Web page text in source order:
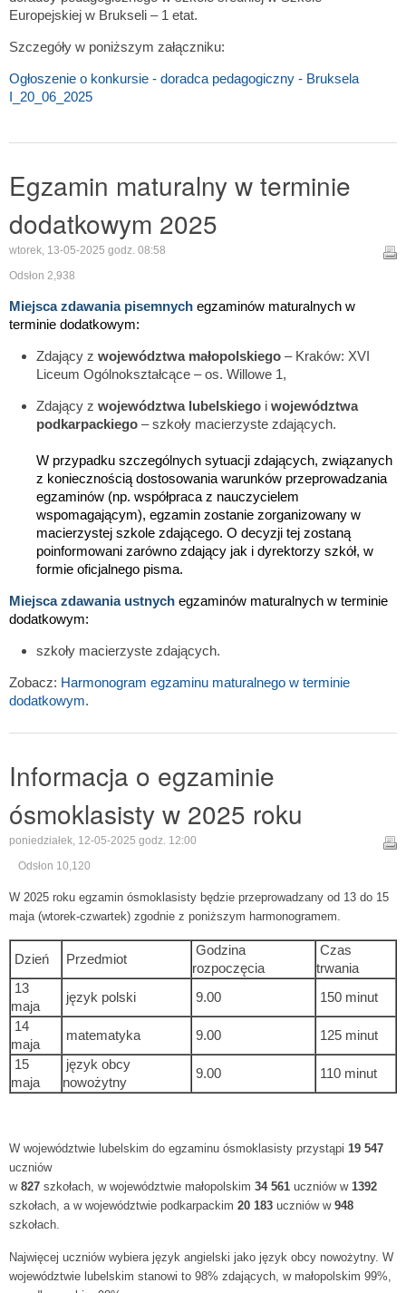
Europejskiej w Brukseli – 1 etat.
Szczegóły w poniższym załączniku:
Ogłoszenie o konkursie - doradca pedagogiczny - Bruksela
I_20_06_2025
Egzamin maturalny w terminie
dodatkowym 2025
wtorek, 13-05-2025 godz. 08:58
Odsłon 2,938
Miejsca zdawania pisemnych egzaminów maturalnych w
terminie dodatkowym:
Zdający z województwa małopolskiego – Kraków: XVI
Liceum Ogólnokształcące – os. Willowe 1,
Zdający z województwa lubelskiego i województwa
podkarpackiego – szkoły macierzyste zdających.
W przypadku szczególnych sytuacji zdających, związanych
z koniecznością dostosowania warunków przeprowadzania
egzaminów (np. współpraca z nauczycielem
wspomagającym), egzamin zostanie zorganizowany w
macierzystej szkole zdającego. O decyzji tej zostaną
poinformowani zarówno zdający jak i dyrektorzy szkół, w
formie oficjalnego pisma.
Miejsca zdawania ustnych egzaminów maturalnych w terminie
dodatkowym:
szkoły macierzyste zdających.
Zobacz: Harmonogram egzaminu maturalnego w terminie
dodatkowym.
Informacja o egzaminie
ósmoklasisty w 2025 roku
poniedziałek, 12-05-2025 godz. 12:00
Odsłon 10,120
W 2025 roku egzamin ósmoklasisty będzie przeprowadzany od 13 do 15
maja (wtorek-czwartek) zgodnie z poniższym harmonogramem.
Dzień Przedmiot
Godzina
rozpoczęcia
Czas
trwania
13
maja
język polski 9.00
150 minut
14
maja
matematyka 9.00
125 minut
15
maja
język obcy
nowożytny
9.00 110 minut
W województwie lubelskim do egzaminu ósmoklasisty przystąpi 19 547
uczniów
w 827 szkołach, w województwie małopolskim 34 561 uczniów w 1392
szkołach, a w województwie podkarpackim 20 183 uczniów w 948
szkołach.
Najwięcej uczniów wybiera język angielski jako język obcy nowożytny. W
województwie lubelskim stanowi to 98% zdających, w małopolskim 99%,